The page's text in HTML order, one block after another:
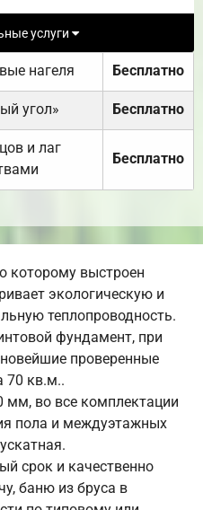
услуги
нагеля Бесплатно
угол» Бесплатно
и лаг
Бесплатно
которому выстроен
экологическую и
теплопроводность.
фундамент, при
проверенные
70 кв.м..
мм, во все комплектации
пола и междуэтажных
срок и качественно
баню из бруса в